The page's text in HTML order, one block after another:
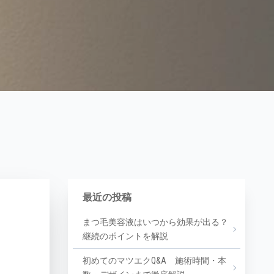
最近の投稿
まつ毛美容液はいつから効果が出る？
継続のポイントを解説
初めてのマツエクQ&A 施術時間・本